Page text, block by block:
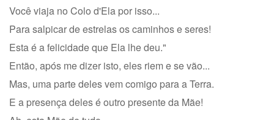
Você viaja no Colo d'Ela por isso...
Para salpicar de estrelas os caminhos e seres!
Esta é a felicidade que Ela lhe deu."
Então, após me dizer isto, eles riem e se vão...
Mas, uma parte deles vem comigo para a Terra.
E a presença deles é outro presente da Mãe!